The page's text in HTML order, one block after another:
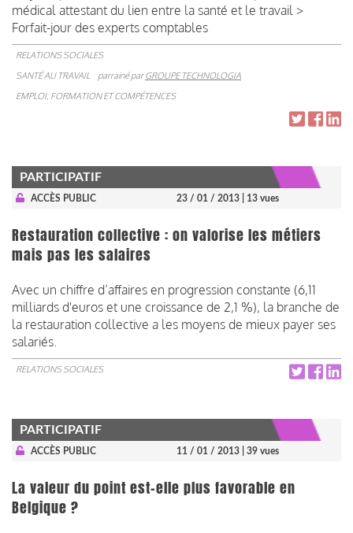
médical attestant du lien entre la santé et le travail >
Forfait-jour des experts comptables
RELATIONS SOCIALES
SANTÉ AU TRAVAIL
parrainé parGROUPE TECHNOLOGIA
EMPLOI, FORMATION ET COMPÉTENCES
PARTICIPATIF
ACCÈS PUBLIC 23 / 01 / 2013 | 13 vues
Restauration collective : on valorise les métiers
mais pas les salaires
Avec un chiffre d’affaires en progression constante (6,11
milliards d'euros et une croissance de 2,1 %), la branche de
la restauration collective a les moyens de mieux payer ses
salariés.
RELATIONS SOCIALES
PARTICIPATIF
ACCÈS PUBLIC 11 / 01 / 2013 | 39 vues
La valeur du point est-elle plus favorable en
Belgique ?